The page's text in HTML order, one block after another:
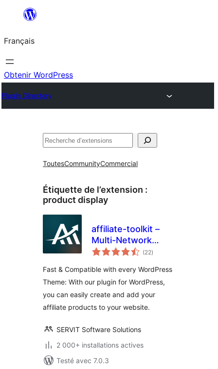
contenu
Français
Obtenir WordPress
Plugin Directory
Rechercher
ToutesCommunityCommercial
Étiquette de l’extension :
product display
affiliate-toolkit –
Multi-Network
Affiliate & Amazon
(22notes
en
)
Fast & Compatible with every WordPress
Theme: With our plugin for WordPress,
you can easily create and add your
affiliate products to your website.
SERVIT Software Solutions
2 000+ installations actives
Testé avec 7.0.3